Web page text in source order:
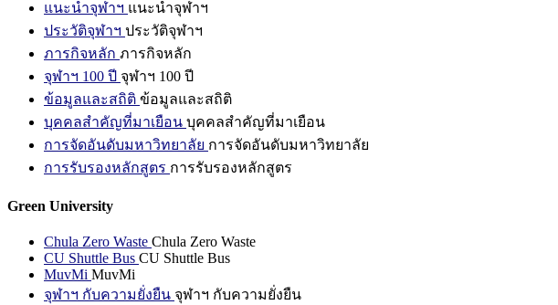
แนะนำจุฬาฯ แนะนำจุฬาฯ
ประวัติจุฬาฯ ประวัติจุฬาฯ
ภารกิจหลัก ภารกิจหลัก
จุฬาฯ 100 ปี จุฬาฯ 100 ปี
ข้อมูลและสถิติ ข้อมูลและสถิติ
บุคคลสำคัญที่มาเยือน บุคคลสำคัญที่มาเยือน
การจัดอันดับมหาวิทยาลัย การจัดอันดับมหาวิทยาลัย
การรับรองหลักสูตร การรับรองหลักสูตร
Green University
Chula Zero Waste Chula Zero Waste
CU Shuttle Bus CU Shuttle Bus
MuvMi MuvMi
จุฬาฯ กับความยั่งยืน จุฬาฯ กับความยั่งยืน